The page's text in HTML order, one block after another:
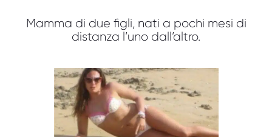
Mamma di due figli, nati a pochi mesi di
distanza l’uno dall’altro.